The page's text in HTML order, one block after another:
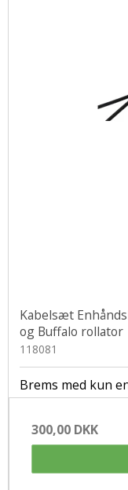
Kabelsæt
og Buffalo rollator
118081
Brems med kun
300,00 DKK